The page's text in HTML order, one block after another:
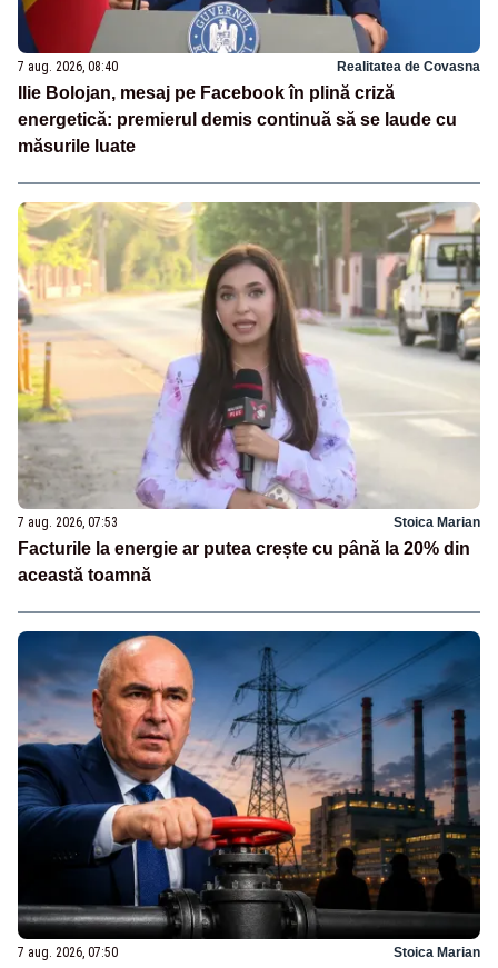
7 aug. 2026, 08:40 Realitatea de Covasna
Ilie Bolojan, mesaj pe Facebook în plină criză
energetică: premierul demis continuă să se laude cu
măsurile luate
7 aug. 2026, 07:53 Stoica Marian
Facturile la energie ar putea crește cu până la 20% din
această toamnă
7 aug. 2026, 07:50 Stoica Marian